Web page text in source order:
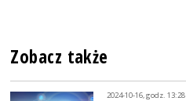
Zobacz także
2024-10-16, godz. 13:28